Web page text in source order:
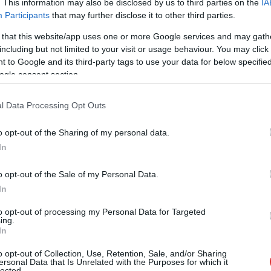
This information may also be disclosed by us to third parties on the
Participants that may further disclose it to other third parties.
that this website/app uses one or more Google services and may
but not limited to your visit or usage behaviour. You may
to Google and its third-party tags to use your data for below
consent section.
Data Processing Opt Outs
opt-out of the Sharing of my personal data.
opt-out of the Sale of my Personal Data.
opt-out of processing my Personal Data for Targeted
opt-out of Collection, Use, Retention, Sale, and/or Sharing
Data that Is Unrelated with the Purposes for which it
de jobb az AI
Megjelent a Honor legújabb felsőkategóriás
készüléke, a Magic 8 Pro, amelyet
szerkesztőségünk is kipróbált. A telefon saját
főként a kamerák és a hardver tekintetében,
feltétlenül van ezen a véleményen, főként a